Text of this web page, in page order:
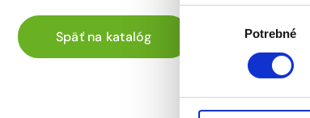
Potrebné
Späť na katalóg